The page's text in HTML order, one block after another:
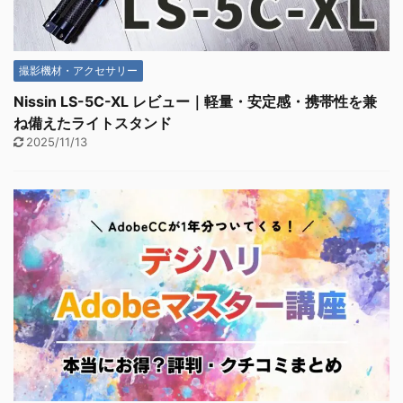
撮影機材・アクセサリー
Nissin LS-5C-XL レビュー｜軽量・安定感・携帯性を兼
ね備えたライトスタンド
2025/11/13